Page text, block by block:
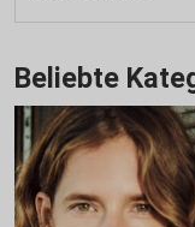
Beliebte